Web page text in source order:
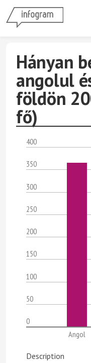
Hányan
angolul
földön
fő)
400
350
300
250
200
150
100
50
0
Angol
Description